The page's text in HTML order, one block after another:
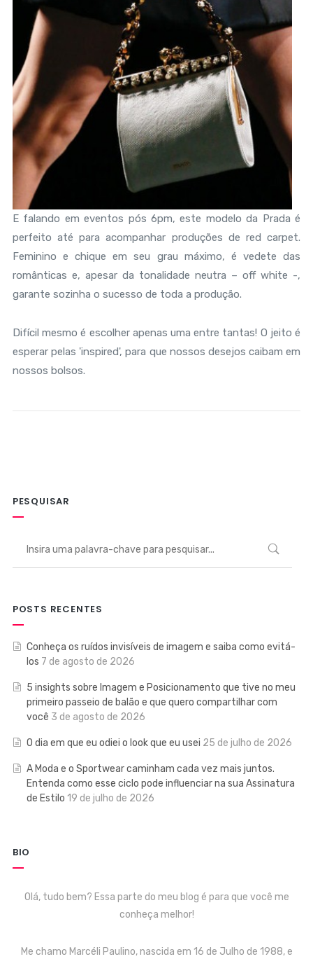
E falando em eventos pós 6pm, este modelo da Prada é
perfeito até para acompanhar produções de red carpet.
Feminino e chique em seu grau máximo, é vedete das
românticas e, apesar da tonalidade neutra – off white -,
garante sozinha o sucesso de toda a produção.
Difícil mesmo é escolher apenas uma entre tantas! O jeito é
esperar pelas 'inspired', para que nossos desejos caibam em
nossos bolsos.
PESQUISAR
POSTS RECENTES
Conheça os ruídos invisíveis de imagem e saiba como evitá-
los 7 de agosto de 2026
5 insights sobre Imagem e Posicionamento que tive no meu
primeiro passeio de balão e que quero compartilhar com
você 3 de agosto de 2026
O dia em que eu odiei o look que eu usei 25 de julho de 2026
A Moda e o Sportwear caminham cada vez mais juntos.
Entenda como esse ciclo pode influenciar na sua Assinatura
de Estilo 19 de julho de 2026
BIO
Olá, tudo bem? Essa parte do meu blog é para que você me
conheça melhor!
Me chamo Marcéli Paulino, nascida em 16 de Julho de 1988, e